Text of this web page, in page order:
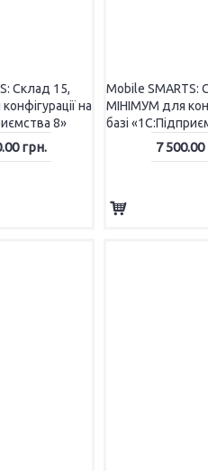
Склад 15,
на
8»
грн.
Mobile SMARTS:
МІНІМУМ для
базі
7 500.00